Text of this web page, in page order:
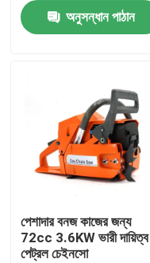
বাড়ি
আমাদের সম্বন্ধে
কারখানার প্রদর্শন
অনুসন্ধান পাঠান
পেশাদার বনজ কাজের জন্য
72cc 3.6KW ভারী দায়িত্ব
পেট্রল চেইনসো